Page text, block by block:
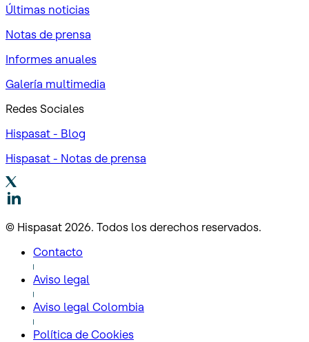
Últimas noticias
Notas de prensa
Informes anuales
Galería multimedia
Redes Sociales
Hispasat - Blog
Hispasat - Notas de prensa
© Hispasat 2026. Todos los derechos reservados.
Contacto
Aviso legal
Aviso legal Colombia
Política de Cookies